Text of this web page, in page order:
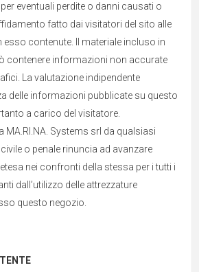
eventuali perdite o danni causati o
fatto dai visitatori del sito alle
contenute. Il materiale incluso in
contenere informazioni non accurate
La valutazione indipendente
delle informazioni pubblicate su questo
a carico del visitatore.
MA.RI.NA. Systems srl da qualsiasi
o penale rinuncia ad avanzare
nei confronti della stessa per i tutti i
dall’utilizzo delle attrezzature
questo negozio.